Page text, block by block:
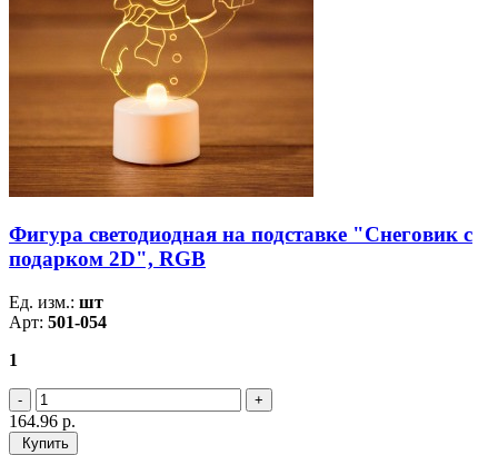
Фигура светодиодная на подставке "Снеговик с
подарком 2D", RGB
Ед. изм.: шт
Арт: 501-054
1
164.96 р.
Купить